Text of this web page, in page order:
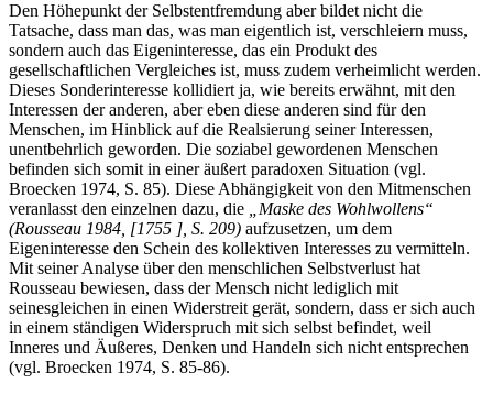
Den Höhepunkt der Selbstentfremdung aber bildet nicht die
Tatsache, dass man das, was man eigentlich ist, verschleiern muss,
sondern auch das Eigeninteresse, das ein Produkt des
gesellschaftlichen Vergleiches ist, muss zudem verheimlicht werden.
Dieses Sonderinteresse kollidiert ja, wie bereits erwähnt, mit den
Interessen der anderen, aber eben diese anderen sind für den
Menschen, im Hinblick auf die Realsierung seiner Interessen,
unentbehrlich geworden. Die soziabel gewordenen Menschen
befinden sich somit in einer äußert paradoxen Situation (vgl.
Broecken 1974, S. 85). Diese Abhängigkeit von den Mitmenschen
veranlasst den einzelnen dazu, die
„Maske des Wohlwollens“
(Rousseau 1984, [1755 ], S. 209) aufzusetzen, um dem
Eigeninteresse den Schein des kollektiven Interesses zu vermitteln.
Mit seiner Analyse über den menschlichen Selbstverlust hat
Rousseau bewiesen, dass der Mensch nicht lediglich mit
seinesgleichen in einen Widerstreit gerät, sondern, dass er sich auch
in einem ständigen Widerspruch mit sich selbst befindet, weil
Inneres und Äußeres, Denken und Handeln sich nicht entsprechen
(vgl. Broecken 1974, S. 85-86).